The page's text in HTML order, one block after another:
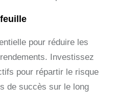
pour réduire les
Investissez
pour répartir le risque
de succès sur le long